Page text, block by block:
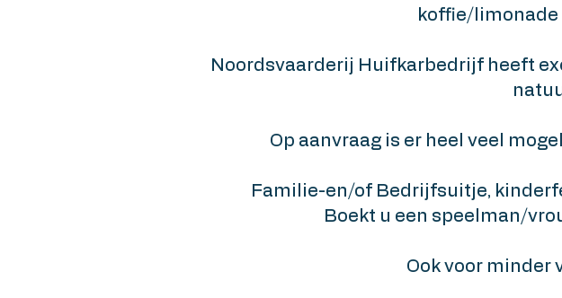
koffie/limonade
Noordsvaarderij Huifkarbedrijf heeft
Op aanvraag is er heel veel
Familie-en/of Bedrijfsuitje,
Boekt u een speelman/
Ook voor minder